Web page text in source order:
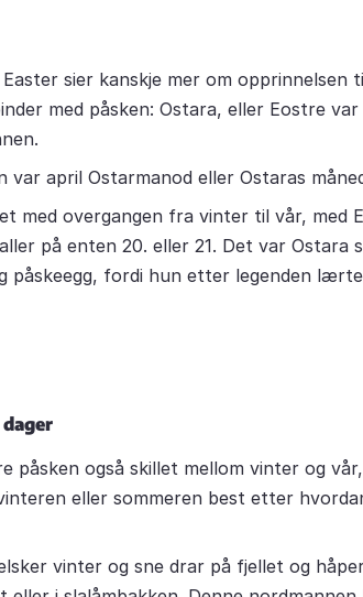
sier kanskje mer om opprinnelsen
med påsken: Ostara, eller Eostre
var april Ostarmanod eller Ostaras
med overgangen fra vinter til vår, med
på enten 20. eller 21. Det var Ostara
påskeegg, fordi hun etter legenden
påsken også skillet mellom vinter og
eller sommeren best etter
vinter og sne drar på fjellet og